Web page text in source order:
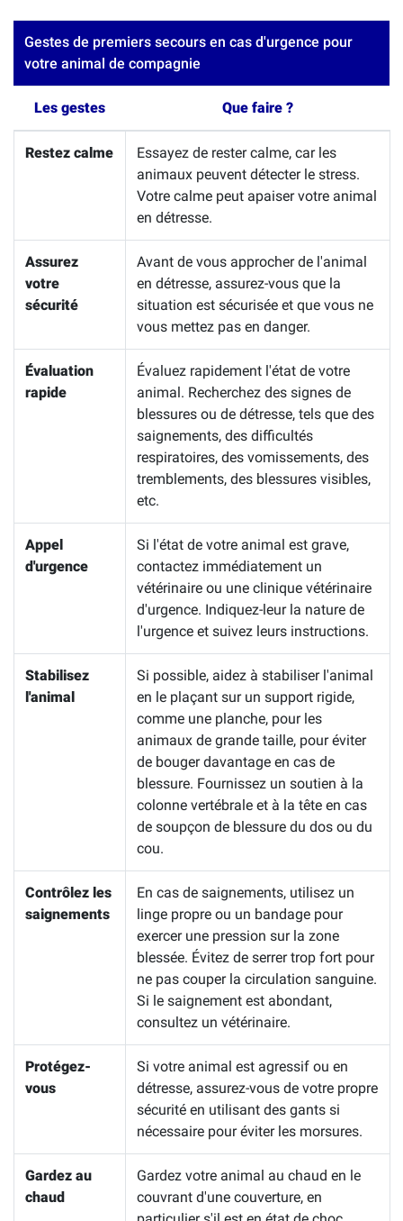
Gestes de premiers secours en cas d'urgence pour
votre animal de compagnie
Les gestes Que faire ?
Restez calme
Essayez de rester calme, car les
animaux peuvent détecter le stress.
Votre calme peut apaiser votre animal
en détresse.
Assurez
votre
sécurité
Avant de vous approcher de l'animal
en détresse, assurez-vous que la
situation est sécurisée et que vous ne
vous mettez pas en danger.
Évaluation
rapide
Évaluez rapidement l'état de votre
animal. Recherchez des signes de
blessures ou de détresse, tels que des
saignements, des difficultés
respiratoires, des vomissements, des
tremblements, des blessures visibles,
etc.
Appel
d'urgence
Si l'état de votre animal est grave,
contactez immédiatement un
vétérinaire ou une clinique vétérinaire
d'urgence. Indiquez-leur la nature de
l'urgence et suivez leurs instructions.
Stabilisez
l'animal
Si possible, aidez à stabiliser l'animal
en le plaçant sur un support rigide,
comme une planche, pour les
animaux de grande taille, pour éviter
de bouger davantage en cas de
blessure. Fournissez un soutien à la
colonne vertébrale et à la tête en cas
de soupçon de blessure du dos ou du
cou.
Contrôlez les
saignements
En cas de saignements, utilisez un
linge propre ou un bandage pour
exercer une pression sur la zone
blessée. Évitez de serrer trop fort pour
ne pas couper la circulation sanguine.
Si le saignement est abondant,
consultez un vétérinaire.
Protégez-
vous
Si votre animal est agressif ou en
détresse, assurez-vous de votre propre
sécurité en utilisant des gants si
nécessaire pour éviter les morsures.
Gardez au
chaud
Gardez votre animal au chaud en le
couvrant d'une couverture, en